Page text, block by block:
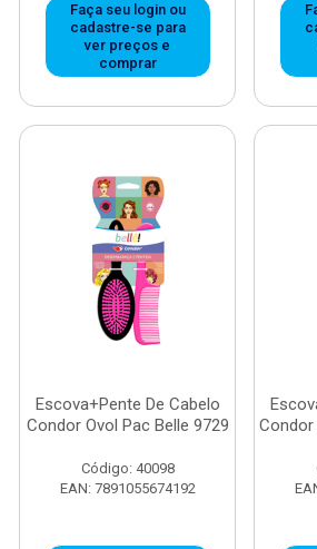
Faça seu login ou
cadastre-se para
ver preços e
comprar
Escova+Pente De Cabelo
Condor Ovol Pac Belle 9729
Código: 40098
EAN: 7891055674192
Condor